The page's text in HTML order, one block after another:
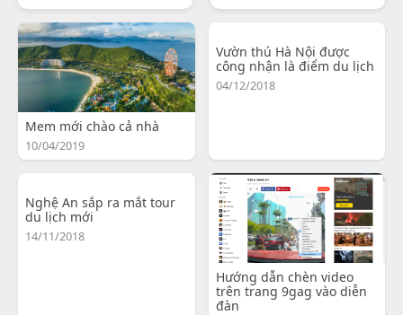
Mem mới chào cả nhà
10/04/2019
Vườn thú Hà Nội được
công nhận là điểm du lịch
04/12/2018
Nghệ An sắp ra mắt tour
du lịch mới
14/11/2018
Hướng dẫn chèn video
trên trang 9gag vào diễn
đàn